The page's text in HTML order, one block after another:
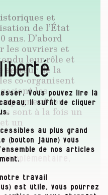
et
de l’État
ans. D’abord
les ouvriers et
leur rôle et
secteur de la
co-organisent
les
les
sont à la fois un
un
bénéficie de
Vous pouvez lire la
Il suffit de cliquer
au plus grand
(bouton jaune) vous
de nos articles
travail
est utile, vous pourrez